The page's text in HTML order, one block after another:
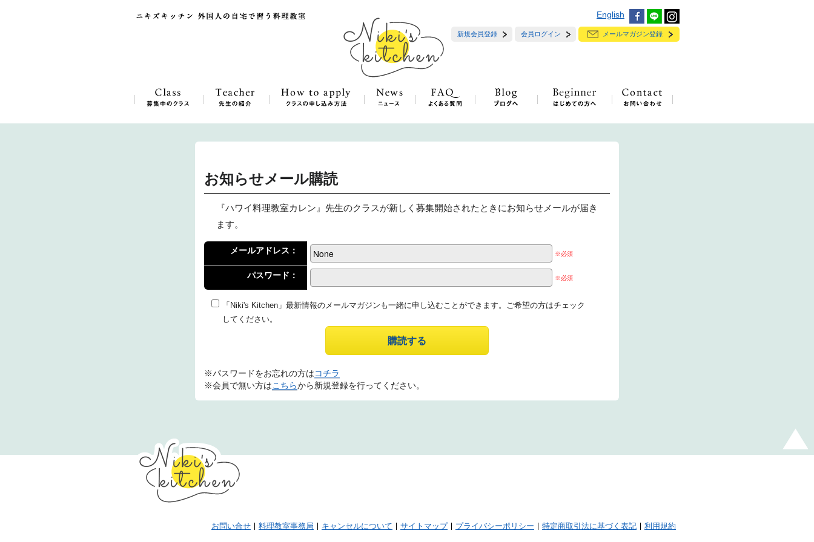
English
新規会員登録 会員ログイン メールマガジン登録
お知らせメール購読
『ハワイ料理教室カレン』先生のクラスが新しく募集開始されたときにお知らせメールが届き
ます。
メールアドレス： ※必須
パスワード： ※必須
「Niki's Kitchen」最新情報のメールマガジンも一緒に申し込むことができます。ご希望の方はチェック
してください。
※パスワードをお忘れの方はコチラ
※会員で無い方はこちらから新規登録を行ってください。
お問い合せ 料理教室事務局 キャンセルについて サイトマップ プライバシーポリシー 特定商取引法に基づく表記 利用規約